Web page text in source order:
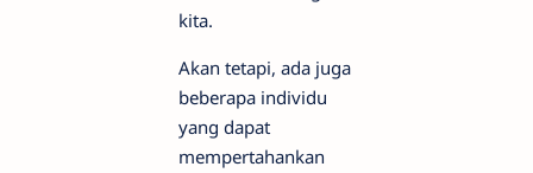
kita.
Akan tetapi, ada juga
beberapa individu
yang dapat
mempertahankan